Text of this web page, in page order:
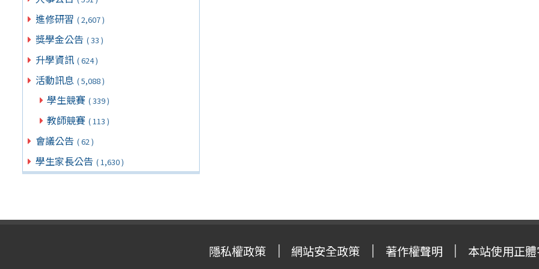
進修研習 ( 2,607 )
獎學金公告 ( 33 )
升學資訊 ( 624 )
活動訊息 ( 5,088 )
學生競賽 ( 339 )
教師競賽 ( 113 )
會議公告 ( 62 )
學生家長公告 ( 1,630 )
隱私權政策 網站安全政策 著作權聲明 本站使用正